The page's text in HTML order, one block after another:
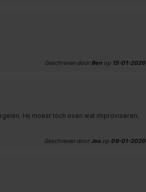
Geschreven door Ben op 15-01-2026
Hij moest toch even wat improviseren,
Geschreven door Josop 09-01-2026